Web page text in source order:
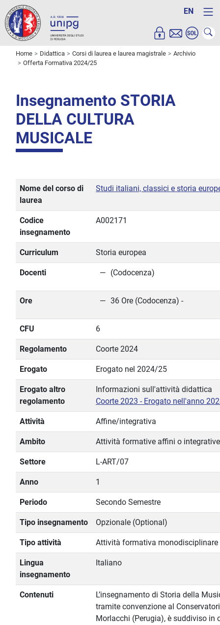
EN
Home Didattica Corsi di laurea e laurea magistrale
Archivio
Offerta Formativa 2024/25
Insegnamento STORIA
DELLA CULTURA
MUSICALE
Nome del corso di
laurea
Studi italiani, classici e storia
Codice
insegnamento
A002171
Curriculum Storia europea
Docenti (Codocenza)
Ore 36 Ore (Codocenza) -
CFU 6
Regolamento Coorte 2024
Erogato Erogato nel 2024/25
Erogato altro
regolamento
Informazioni sull'attività didattica
Coorte 2023 - Erogato nell'anno
Attività Affine/integrativa
Ambito Attività formative affini o integrative
Settore L-ART/07
Anno 1
Periodo Secondo Semestre
Tipo insegnamento Opzionale (Optional)
Tipo attività Attività formativa monodisciplinare
Lingua
insegnamento
Italiano
Contenuti
L’insegnamento di Storia della
tramite convenzione al
Morlacchi (Perugia), è suddiviso in